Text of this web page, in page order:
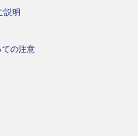
説明
ての注意